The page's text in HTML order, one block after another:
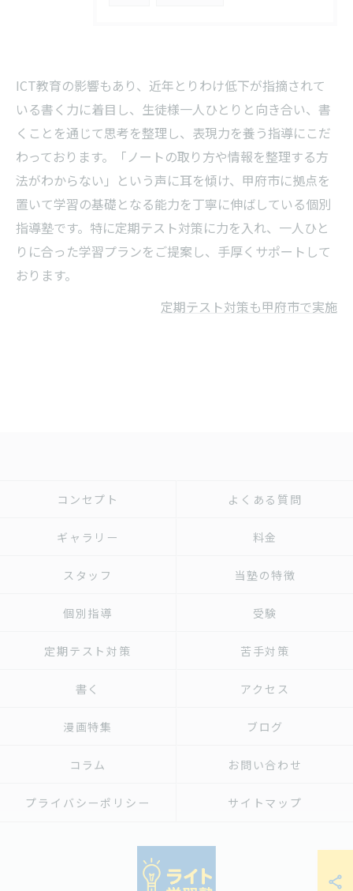
ICT教育の影響もあり、近年とりわけ低下が指摘されて
いる書く力に着目し、生徒様一人ひとりと向き合い、書
くことを通じて思考を整理し、表現力を養う指導にこだ
わっております。「ノートの取り方や情報を整理する方
法がわからない」という声に耳を傾け、甲府市に拠点を
置いて学習の基礎となる能力を丁寧に伸ばしている個別
指導塾です。特に定期テスト対策に力を入れ、一人ひと
りに合った学習プランをご提案し、手厚くサポートして
おります。
定期テスト対策も甲府市で実施
コンセプト よくある質問
ギャラリー 料金
スタッフ 当塾の特徴
個別指導 受験
定期テスト対策 苦手対策
書く アクセス
漫画特集 ブログ
コラム お問い合わせ
プライバシーポリシー サイトマップ